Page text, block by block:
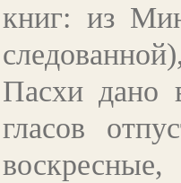
книг: из
Пасхи дано
гласов